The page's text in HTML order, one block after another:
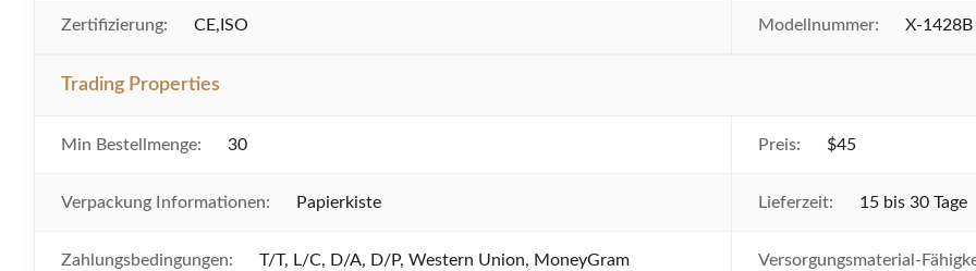
Zertifizierung: CE,ISO Modellnummer: X-1428B
Trading Properties
Min Bestellmenge: 30 Preis: $45
Verpackung Informationen: Papierkiste Lieferzeit: 15 bis 30 Tage
Zahlungsbedingungen: T/T, L/C, D/A, D/P, Western Union, MoneyGram Versorgungsmaterial-